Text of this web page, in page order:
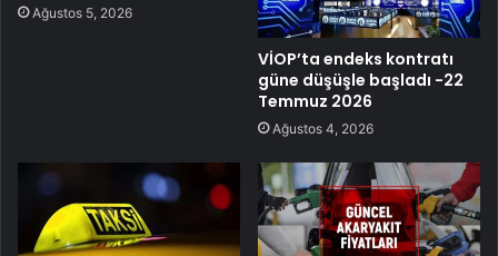
Ağustos 5, 2026
VİOP’ta endeks kontratı
güne düşüşle başladı -22
Temmuz 2026
Ağustos 4, 2026